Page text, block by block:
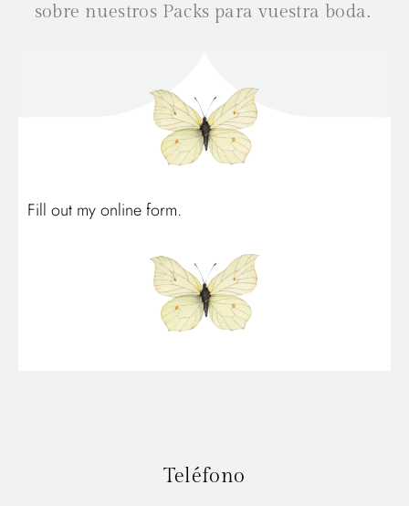
sobre nuestros Packs para vuestra boda.
Fill out myonline form.
Teléfono